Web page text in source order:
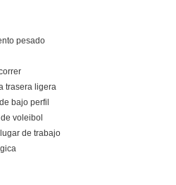
pesado
trasera ligera
bajo perfil
voleibol
de trabajo